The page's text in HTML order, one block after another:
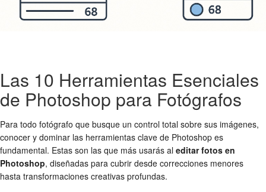
Las 10 Herramientas Esenciales
de Photoshop para Fotógrafos
Para todo fotógrafo que busque un control total sobre sus imágenes,
conocer y dominar las herramientas clave de Photoshop es
fundamental. Estas son las que más usarás al editar fotos en
Photoshop, diseñadas para cubrir desde correcciones menores
hasta transformaciones creativas profundas.